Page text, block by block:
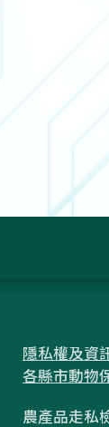
隱私權及資
各縣市動物
農產品走私